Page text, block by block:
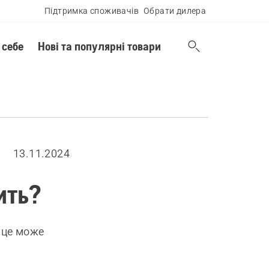
Підтримка споживачів Обрати дилера
Нові та популярні товари
13.11.2024
це може